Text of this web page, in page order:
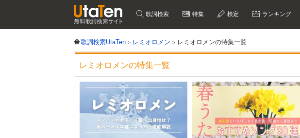
歌詞検索 特集 検定 ランキング
歌詞検索UtaTen レミオロメン レミオロメンの特集一覧
レミオロメンの特集一覧